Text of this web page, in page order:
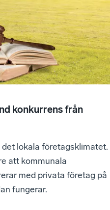
konkurrens från
lokala företagsklimatet.
att kommunala
med privata företag på
fungerar.